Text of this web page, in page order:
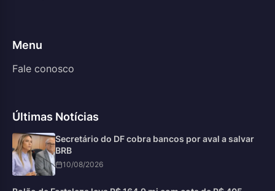
Menu
Fale conosco
Últimas Notícias
Secretário do DF cobra bancos por aval a salvar
BRB
10/08/2026